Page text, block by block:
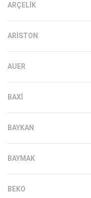
ARÇELIK
ARISTON
AUER
BAXI
BAYKAN
BAYMAK
BEKO